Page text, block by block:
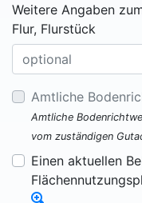
Weitere Angaben
Flur, Flurstück
Amtliche
Amtliche
vom zuständigen
Einen aktuellen